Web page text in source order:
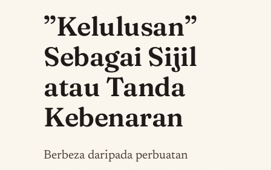
”Kelulusan”
Sebagai Sijil
atau Tanda
Kebenaran
Berbeza daripada perbuatan